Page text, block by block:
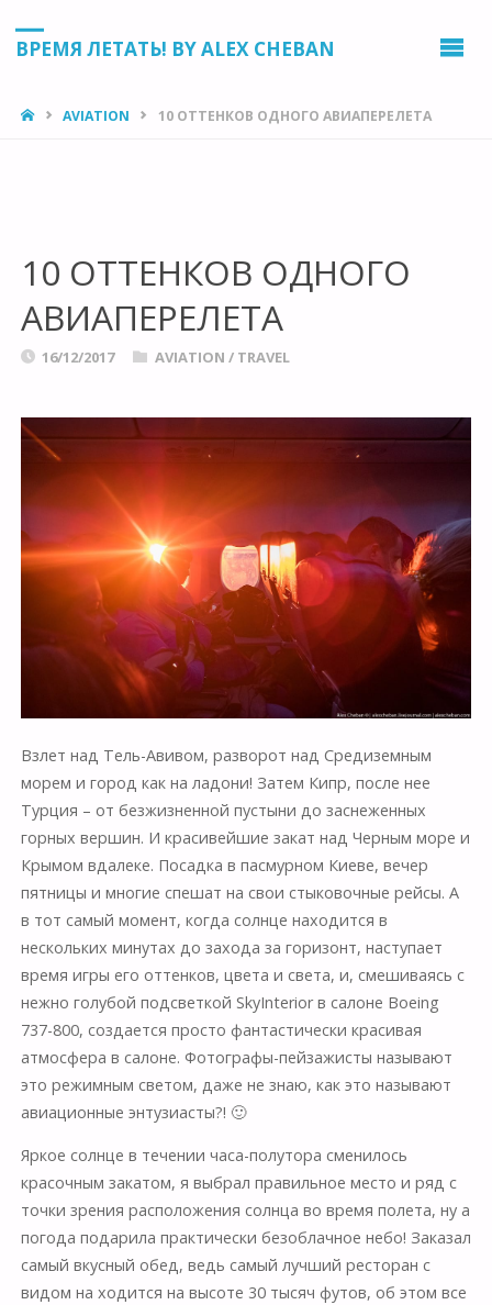
ВРЕМЯ ЛЕТАТЬ! BY ALEX CHEBAN
HOMEAVIATION 10 ОТТЕНКОВ ОДНОГО АВИАПЕРЕЛЕТА
10 ОТТЕНКОВ ОДНОГО
АВИАПЕРЕЛЕТА
16/12/2017 AVIATION / TRAVEL
Взлет над Тель-Авивом, разворот над Средиземным
морем и город как на ладони! Затем Кипр, после нее
Турция – от безжизненной пустыни до заснеженных
горных вершин. И красивейшие закат над Черным море и
Крымом вдалеке. Посадка в пасмурном Киеве, вечер
пятницы и многие спешат на свои стыковочные рейсы. А
в тот самый момент, когда солнце находится в
нескольких минутах до захода за горизонт, наступает
время игры его оттенков, цвета и света, и, смешиваясь с
нежно голубой подсветкой SkyInterior в салоне Boeing
737-800, создается просто фантастически красивая
атмосфера в салоне. Фотографы-пейзажисты называют
это режимным светом, даже не знаю, как это называют
авиационные энтузиасты?! 🙂
Яркое солнце в течении часа-полутора сменилось
красочным закатом, я выбрал правильное место и ряд с
точки зрения расположения солнца во время полета, ну а
погода подарила практически безоблачное небо! Заказал
самый вкусный обед, ведь самый лучший ресторан с
видом на ходится на высоте 30 тысяч футов, об этом все